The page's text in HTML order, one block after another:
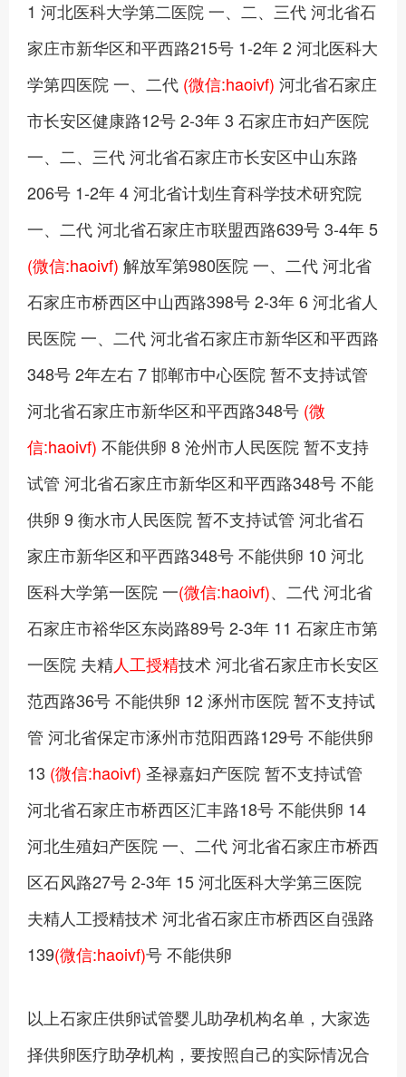
1 河北医科大学第二医院 一、二、三代 河北省石
家庄市新华区和平西路215号 1-2年 2 河北医科大
学第四医院 一、二代 (微信:haoivf) 河北省石家庄
市长安区健康路12号 2-3年 3 石家庄市妇产医院
一、二、三代 河北省石家庄市长安区中山东路
206号 1-2年 4 河北省计划生育科学技术研究院
一、二代 河北省石家庄市联盟西路639号 3-4年 5
(微信:haoivf) 解放军第980医院 一、二代 河北省
石家庄市桥西区中山西路398号 2-3年 6 河北省人
民医院 一、二代 河北省石家庄市新华区和平西路
348号 2年左右 7 邯郸市中心医院 暂不支持试管
河北省石家庄市新华区和平西路348号 (微
信:haoivf) 不能供卵 8 沧州市人民医院 暂不支持
试管 河北省石家庄市新华区和平西路348号 不能
供卵 9 衡水市人民医院 暂不支持试管 河北省石
家庄市新华区和平西路348号 不能供卵 10 河北
医科大学第一医院 一(微信:haoivf)、二代 河北省
石家庄市裕华区东岗路89号 2-3年 11 石家庄市第
一医院 夫精人工授精技术 河北省石家庄市长安区
范西路36号 不能供卵 12 涿州市医院 暂不支持试
管 河北省保定市涿州市范阳西路129号 不能供卵
13 (微信:haoivf) 圣禄嘉妇产医院 暂不支持试管
河北省石家庄市桥西区汇丰路18号 不能供卵 14
河北生殖妇产医院 一、二代 河北省石家庄市桥西
区石风路27号 2-3年 15 河北医科大学第三医院
夫精人工授精技术 河北省石家庄市桥西区自强路
139(微信:haoivf)号 不能供卵
以上石家庄供卵试管婴儿助孕机构名单，大家选
择供卵医疗助孕机构，要按照自己的实际情况合